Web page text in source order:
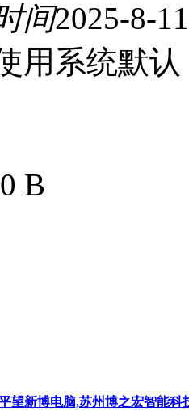
间2025-8-
用系统默认
B
望新博电脑,苏州博之宏智能科